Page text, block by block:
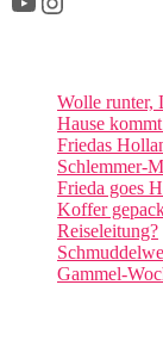
Wolle runter,
Hause
Friedas
Schlemmer-
Frieda goes
Koffer
Reiseleitung?
Gammel-